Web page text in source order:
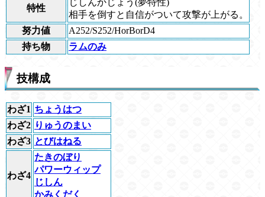
特性
じしんかじょう (夢特性)
相手を倒すと自信がついて攻撃が上がる。
努力値
A252/S252/HorBorD4
持ち物
ラムのみ
技構成
わざ1 ちょうはつ
わざ2 りゅうのまい
わざ3 とびはねる
わざ4
たきのぼり
パワーウィップ
じしん
かみくだく